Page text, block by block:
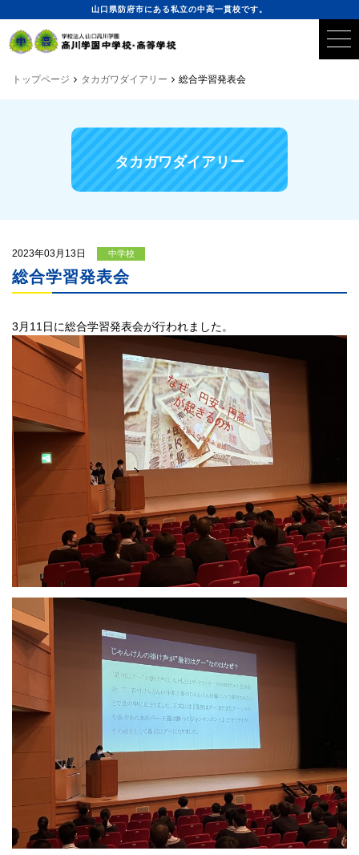
山口県防府市にある私立の中高一貫校です。
トップページ タカガワダイアリー 総合学習発表会
タカガワダイアリー
2023年03月13日 中学校
総合学習発表会
3月11日に総合学習発表会が行われました。